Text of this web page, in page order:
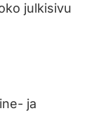
julkisivu
ja